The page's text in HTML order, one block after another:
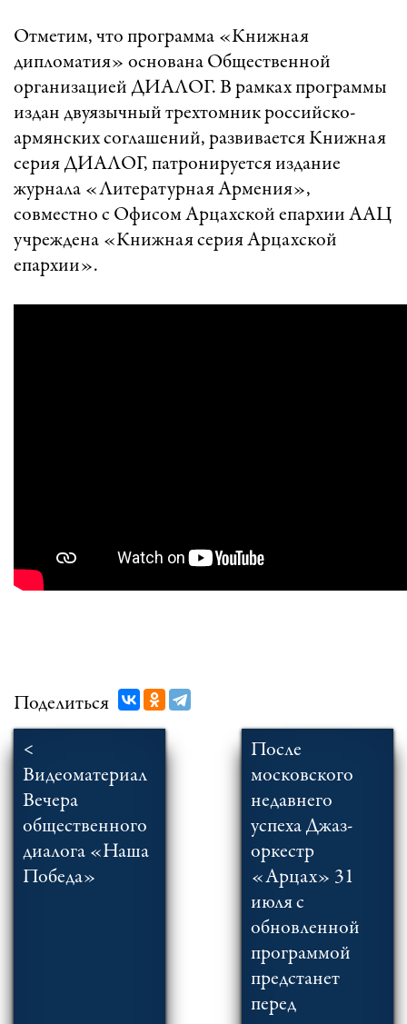
Отметим, что программа «Книжная
дипломатия» основана Общественной
организацией ДИАЛОГ. В рамках программы
издан двуязычный трехтомник российско-
армянских соглашений, развивается Книжная
серия ДИАЛОГ, патронируется издание
журнала «Литературная Армения»,
совместно с Офисом Арцахской епархии ААЦ
учреждена «Книжная серия Арцахской
епархии».
Поделиться
<
Видеоматериал
Вечера
общественного
диалога «Наша
Победа»
После
московского
недавнего
успеха Джаз-
оркестр
«Арцах» 31
июля с
обновленной
программой
предстанет
перед